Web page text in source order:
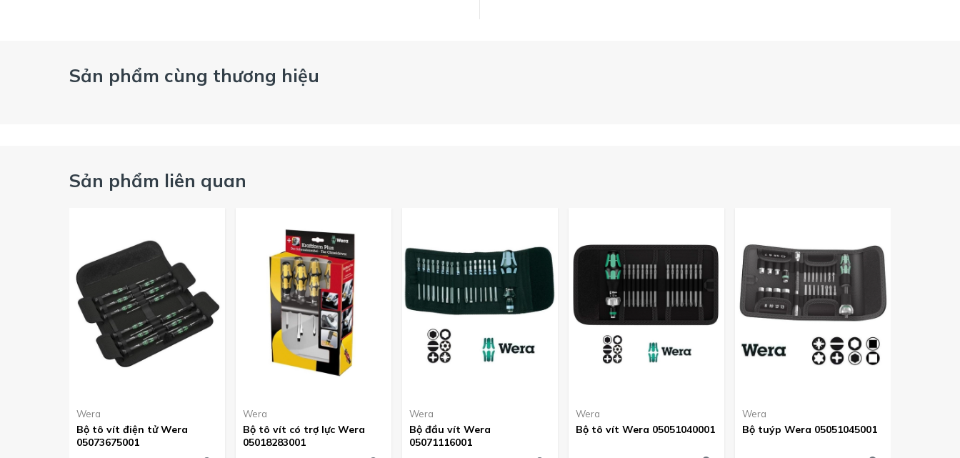
Sản phẩm cùng thương hiệu
Sản phẩm liên quan
Wera
Bộ tô vít điện tử Wera
05073675001
Wera
Bộ tô vít có trợ lực Wera
05018283001
Wera
Bộ đầu vít Wera
05071116001
Wera
Bộ tô vít Wera 05051040001
Wera
Bộ tuýp Wera 05051045001